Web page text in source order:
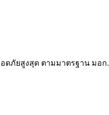
อดภัยสูงสุด ตามมาตรฐาน มอก.